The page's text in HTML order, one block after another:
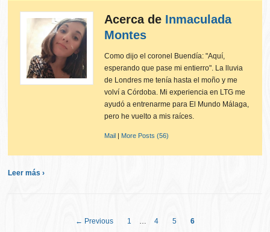
Acerca de Inmaculada
Montes
Como dijo el coronel Buendía: "Aquí,
esperando que pase mi entierro". La lluvia
de Londres me tenía hasta el moño y me
volví a Córdoba. Mi experiencia en LTG me
ayudó a entrenarme para El Mundo Málaga,
pero he vuelto a mis raíces.
Mail | More Posts (56)
Leer más ›
← Previous 1 … 4 5 6